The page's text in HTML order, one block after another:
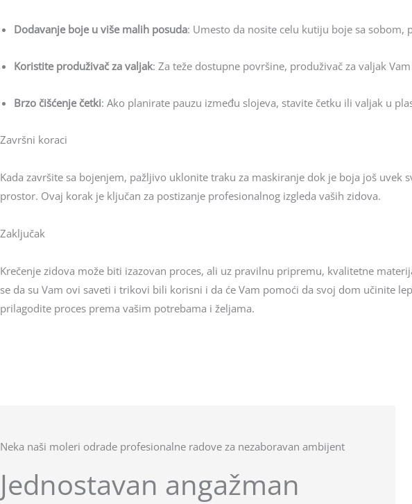
Dodavanje boje u više malih posuda: Umesto da nosite celu kutiju boje sa sobom,
Koristite produživač za valjak: Za teže dostupne površine, produživač za valjak
Brzo čišćenje četki: Ako planirate pauzu između slojeva, stavite četku ili valjak u
Završni koraci
Kada završite sa bojenjem, pažljivo uklonite traku za maskiranje dok je boja još
prostor. Ovaj korak je ključan za postizanje profesionalnog izgleda vaših zidova.
Zaključak
Krečenje zidova može biti izazovan proces, ali uz pravilnu pripremu, kvalitetne
se da su Vam ovi saveti i trikovi bili korisni i da će Vam pomoći da svoj dom učinite
prilagodite proces prema vašim potrebama i željama.
Neka naši moleri odrade profesionalne radove za nezaboravan ambijent
Jednostavan angažman